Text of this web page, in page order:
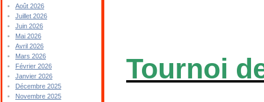
Août 2026
Juillet 2026
Juin 2026
Mai 2026
Avril 2026
Mars 2026
Février 2026
Janvier 2026
Décembre 2025
Novembre 2025
Tournoi